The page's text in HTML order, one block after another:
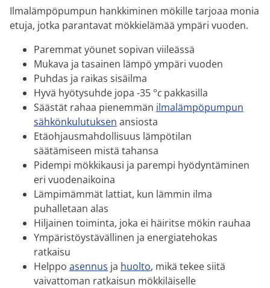
Ilmalämpöpumpun hankkiminen mökille tarjoaa monia
etuja, jotka parantavat mökkielämää ympäri vuoden.
Paremmat yöunet sopivan viileässä
Mukava ja tasainen lämpö ympäri vuoden
Puhdas ja raikas sisäilma
Hyvä hyötysuhde jopa -35 °cpakkasilla
Säästät rahaa pienemmän ilmalämpöpumpun
sähkönkulutuksen ansiosta
Etäohjausmahdollisuus lämpötilan
säätämiseen mistä tahansa
Pidempi mökkikausi ja parempi hyödyntäminen
eri vuodenaikoina
Lämpimämmät lattiat, kun lämmin ilma
puhalletaan alas
Hiljainen toiminta, joka ei häiritse mökin rauhaa
Ympäristöystävällinen ja energiatehokas
ratkaisu
Helppo asennus ja huolto, mikä tekee siitä
vaivattoman ratkaisun mökkiläiselle